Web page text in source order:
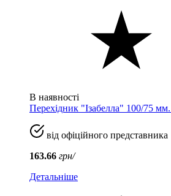
В наявності
Перехідник "Ізабелла" 100/75 мм.
від офіційного представника
163.66 грн/
Детальніше